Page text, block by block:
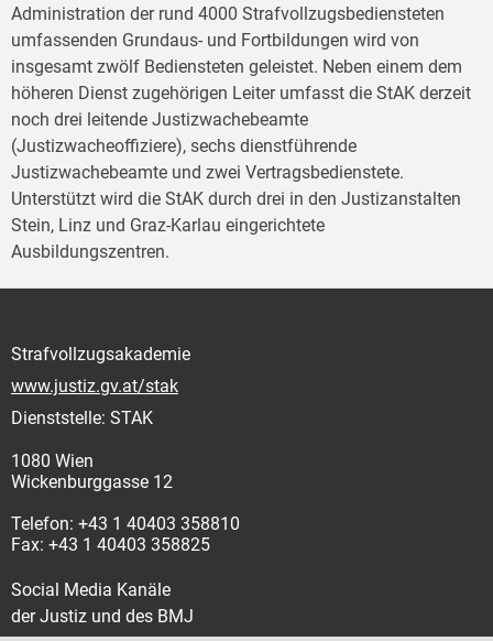
Administration der rund 4000 Strafvollzugsbediensteten
umfassenden Grundaus- und Fortbildungen wird von
insgesamt zwölf Bediensteten geleistet. Neben einem dem
höheren Dienst zugehörigen Leiter umfasst die StAK derzeit
noch drei leitende Justizwachebeamte
(Justizwacheoffiziere), sechs dienstführende
Justizwachebeamte und zwei Vertragsbedienstete.
Unterstützt wird die StAK durch drei in den Justizanstalten
Stein, Linz und Graz-Karlau eingerichtete
Ausbildungszentren.
Strafvollzugsakademie
www.justiz.gv.at/stak
Dienststelle: STAK
1080 Wien
Wickenburggasse 12
Telefon: +43 1 40403 358810
Fax: +43 1 40403 358825
Social Media Kanäle
der Justiz und des BMJ